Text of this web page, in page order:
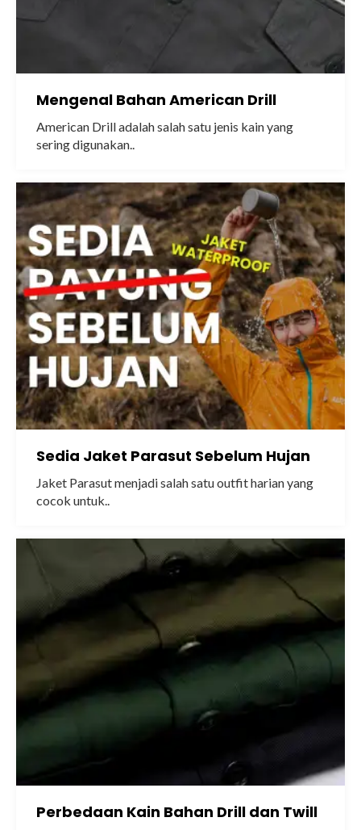
Mengenal Bahan American Drill
American Drill adalah salah satu jenis kain yang
sering digunakan..
Sedia Jaket Parasut Sebelum Hujan
Jaket Parasut menjadi salah satu outfit harian yang
cocok untuk..
Perbedaan Kain Bahan Drill dan Twill